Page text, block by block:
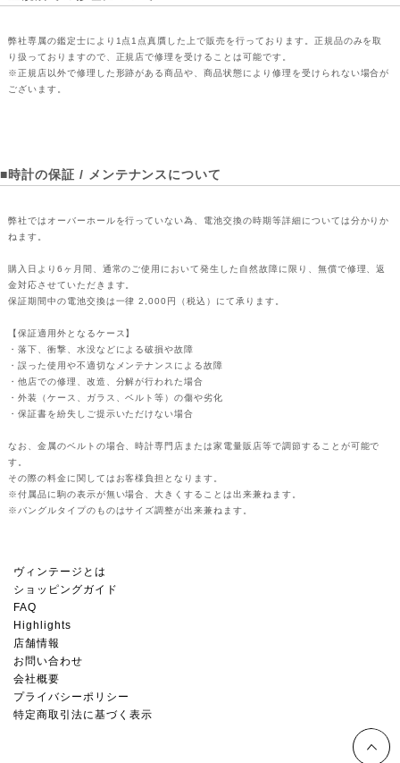
弊社専属の鑑定士により1点1点真贋した上で販売を行っております。正規品のみを取
り扱っておりますので、正規店で修理を受けることは可能です。
※正規店以外で修理した形跡がある商品や、商品状態により修理を受けられない場合が
ございます。
■時計の保証 / メンテナンスについて
弊社ではオーバーホールを行っていない為、電池交換の時期等詳細については分かりか
ねます。
購入日より6ヶ月間、通常のご使用において発生した自然故障に限り、無償で修理、返
金対応させていただきます。
保証期間中の電池交換は一律 2,000円（税込）にて承ります。
【保証適用外となるケース】
・落下、衝撃、水没などによる破損や故障
・誤った使用や不適切なメンテナンスによる故障
・他店での修理、改造、分解が行われた場合
・外装（ケース、ガラス、ベルト等）の傷や劣化
・保証書を紛失しご提示いただけない場合
なお、金属のベルトの場合、時計専門店または家電量販店等で調節することが可能で
す。
その際の料金に関してはお客様負担となります。
※付属品に駒の表示が無い場合、大きくすることは出来兼ねます。
※バングルタイプのものはサイズ調整が出来兼ねます。
ヴィンテージとは
ショッピングガイド
FAQ
Highlights
店舗情報
お問い合わせ
会社概要
プライバシーポリシー
特定商取引法に基づく表示